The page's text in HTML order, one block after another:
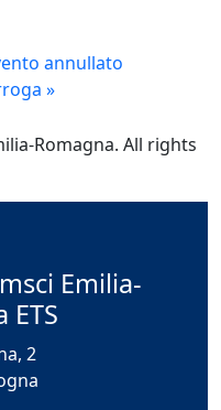
annullato
»
Romagna. All rights
Emilia-
ETS
2